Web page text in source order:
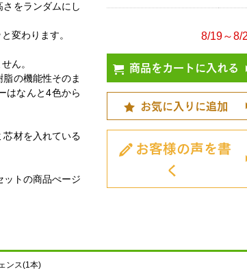
をランダムにし
変わります。
ん。
の機能性そのま
はなんと4色から
材を入れている
ットの商品ぺージ
8/19～8/
商品をカートに入れる
お気に入りに追加
お客様の声を書
く
ンス(1本)